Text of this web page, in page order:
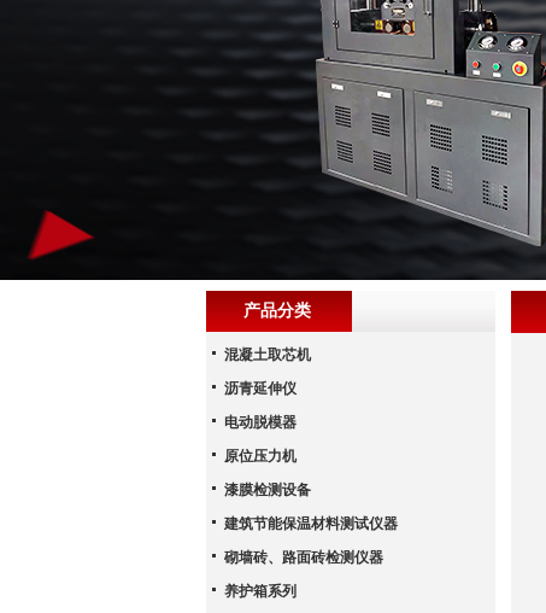
产品分类
混凝土取芯机
沥青延伸仪
电动脱模器
原位压力机
漆膜检测设备
建筑节能保温材料测试仪器
砌墙砖、路面砖检测仪器
养护箱系列